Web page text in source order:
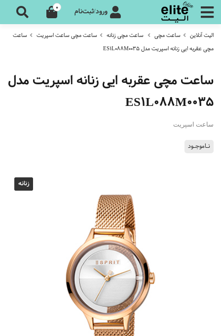
ورود/ثبت‌نام 0
الیت آنلاین ساعت مچی ساعت مچی زنانه ساعت مچی ساعت اسپریت
ساعت
مچی عقربه ایی زنانه اسپریت مدل ES1L088M0035
ساعت مچی عقربه ایی زنانه اسپریت مدل
ES1L088M0035
ساعت اسپریت
نـاموجـود
زنانه